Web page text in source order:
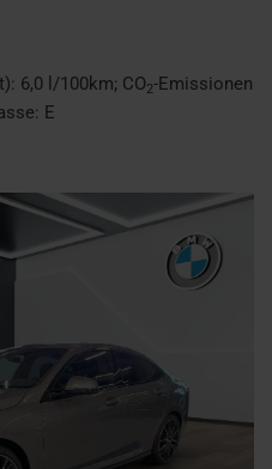
6,0 l/100km; CO2-Emissionen
E